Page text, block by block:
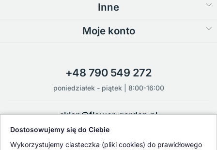
Inne
Moje konto
+48 790 549 272
poniedziałek - piątek | 8:00-16:00
sklep@flower-garden.pl
Oferowane przez nas rośliny i nasiona podlegają regularnej ścisłej
Dostosowujemy się do Ciebie
Wykorzystujemy ciasteczka (pliki cookies) do prawidłowego